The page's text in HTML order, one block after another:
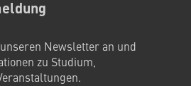
Newsletter an und
zu Studium,